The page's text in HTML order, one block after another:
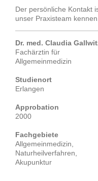
Der persönliche Kontakt
unser Praxisteam kennen.
Dr. med. Claudia
Fachärztin für
Allgemeinmedizin
Studienort
Erlangen
Approbation
2000
Fachgebiete
Allgemeinmedizin,
Naturheilverfahren,
Akupunktur